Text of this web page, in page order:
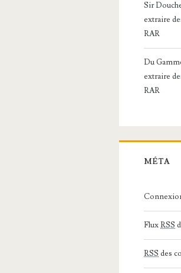
Sir
extraire
RAR
Du
extraire
RAR
MÉTA
FluxRSS
RSS des